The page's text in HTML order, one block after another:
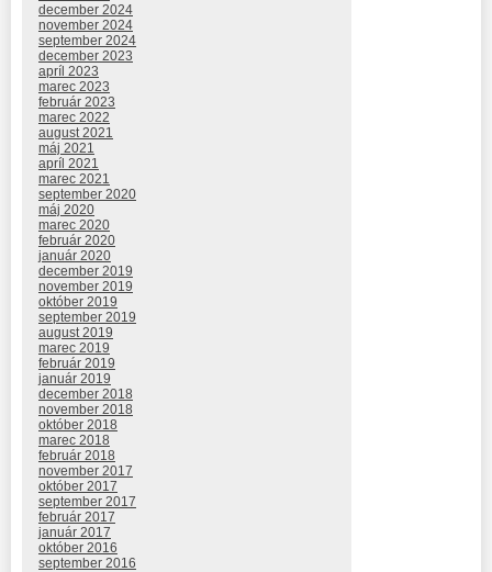
december 2024
november 2024
september 2024
december 2023
apríl 2023
marec 2023
február 2023
marec 2022
august 2021
máj 2021
apríl 2021
marec 2021
september 2020
máj 2020
marec 2020
február 2020
január 2020
december 2019
november 2019
október 2019
september 2019
august 2019
marec 2019
február 2019
január 2019
december 2018
november 2018
október 2018
marec 2018
február 2018
november 2017
október 2017
september 2017
február 2017
január 2017
október 2016
september 2016